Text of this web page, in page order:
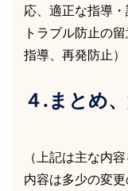
応、適正な指導・
トラブル防止の
指導、再発防止）
４.まとめ
（上記は主な内
内容は多少の変